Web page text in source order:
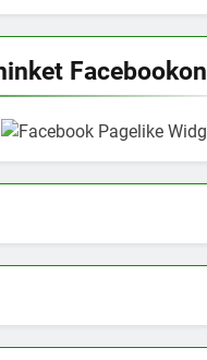
Facebookon